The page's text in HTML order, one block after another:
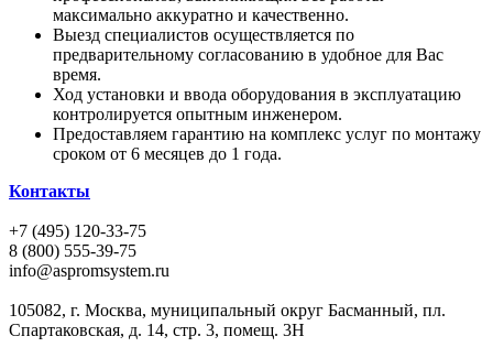
максимально аккуратно и качественно.
Выезд специалистов осуществляется по
предварительному согласованию в удобное для Вас
время.
Ход установки и ввода оборудования в эксплуатацию
контролируется опытным инженером.
Предоставляем гарантию на комплекс услуг по монтажу
сроком от 6 месяцев до 1 года.
Контакты
+7 (495) 120-33-75
8 (800) 555-39-75
info@aspromsystem.ru
105082, г. Москва, муниципальный округ Басманный, пл.
Спартаковская, д. 14, стр. 3, помещ. 3Н